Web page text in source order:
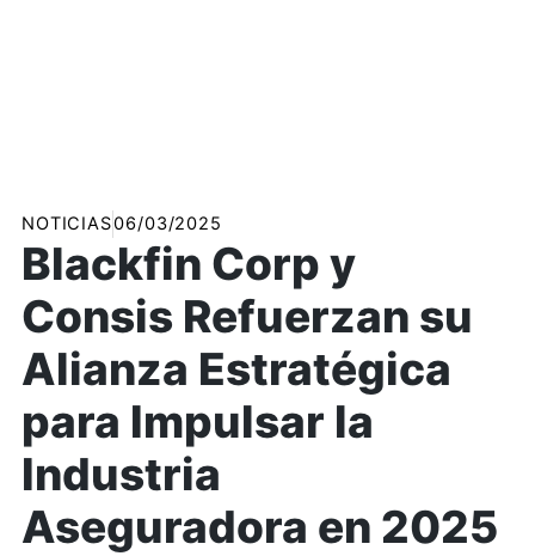
NOTICIAS06/03/2025
Blackfin Corp y
Consis Refuerzan su
Alianza Estratégica
para Impulsar la
Industria
Aseguradora en 2025